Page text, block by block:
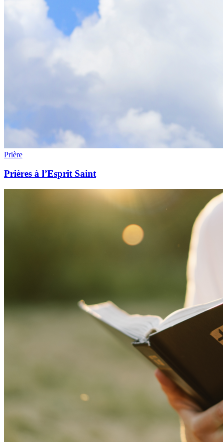
Prière
Prières à l’Esprit Saint